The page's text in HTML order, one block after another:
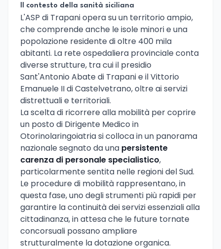
Il contesto della sanità siciliana
L'ASP di Trapani opera su un territorio ampio,
che comprende anche le isole minori e una
popolazione residente di oltre 400 mila
abitanti. La rete ospedaliera provinciale conta
diverse strutture, tra cui il presidio
Sant'Antonio Abate di Trapani e il Vittorio
Emanuele II di Castelvetrano, oltre ai servizi
distrettuali e territoriali.
La scelta di ricorrere alla mobilità per coprire
un posto di Dirigente Medico in
Otorinolaringoiatria si colloca in un panorama
nazionale segnato da una persistente
carenza di personale specialistico,
particolarmente sentita nelle regioni del Sud.
Le procedure di mobilità rappresentano, in
questa fase, uno degli strumenti più rapidi per
garantire la continuità dei servizi essenziali alla
cittadinanza, in attesa che le future tornate
concorsuali possano ampliare
strutturalmente la dotazione organica.